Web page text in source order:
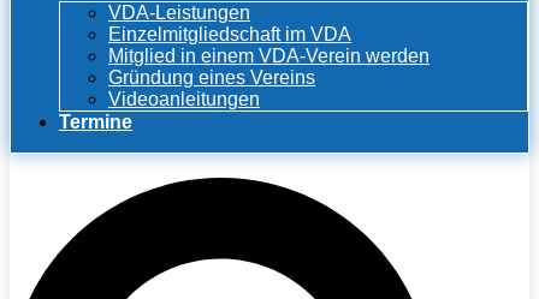
VDA-Leistungen
Einzelmitgliedschaft im VDA
Mitglied in einem VDA-Verein werden
Gründung eines Vereins
Videoanleitungen
Termine